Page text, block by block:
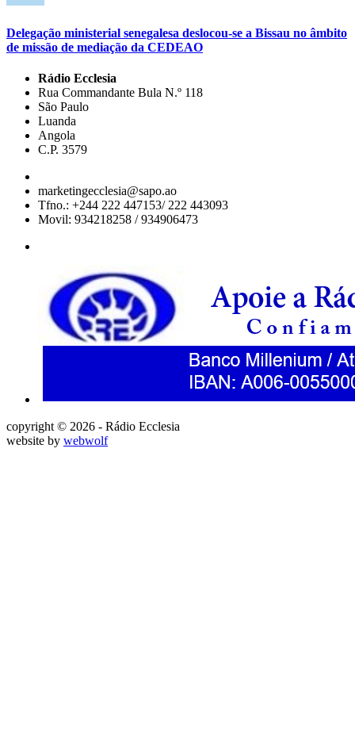
Delegação ministerial senegalesa deslocou-se a Bissau no âmbito
de missão de mediação da CEDEAO
Rádio Ecclesia
Rua Commandante Bula N.º 118
São Paulo
Luanda
Angola
C.P. 3579
marketingecclesia@sapo.ao
Tfno.: +244 222 447153/ 222 443093
Movil: 934218258 / 934906473
copyright © 2026 - Rádio Ecclesia
website by webwolf